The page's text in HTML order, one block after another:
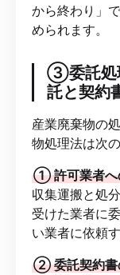
から終わり」
められます。
③委託処
託と契約
産業廃棄物の
物処理法は次
① 許可業者へ
収集運搬と処
受けた業者に
い業者に依頼
② 委託契約書